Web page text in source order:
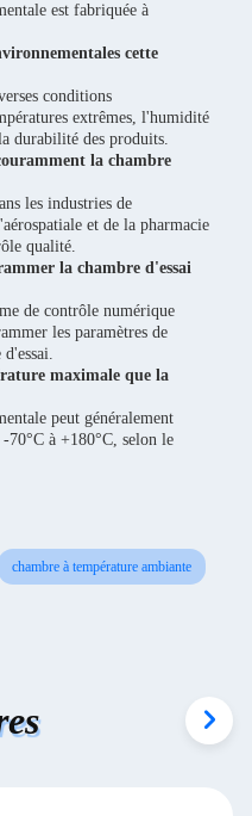
est fabriquée à
cette
conditions
extrêmes, l'humidité
durabilité des produits.
la chambre
les industries de
et de la pharmacie
qualité.
la chambre d'essai
de contrôle numérique
les paramètres de
maximale que la
peut généralement
70°C à +180°C, selon le
chambre à température ambiante